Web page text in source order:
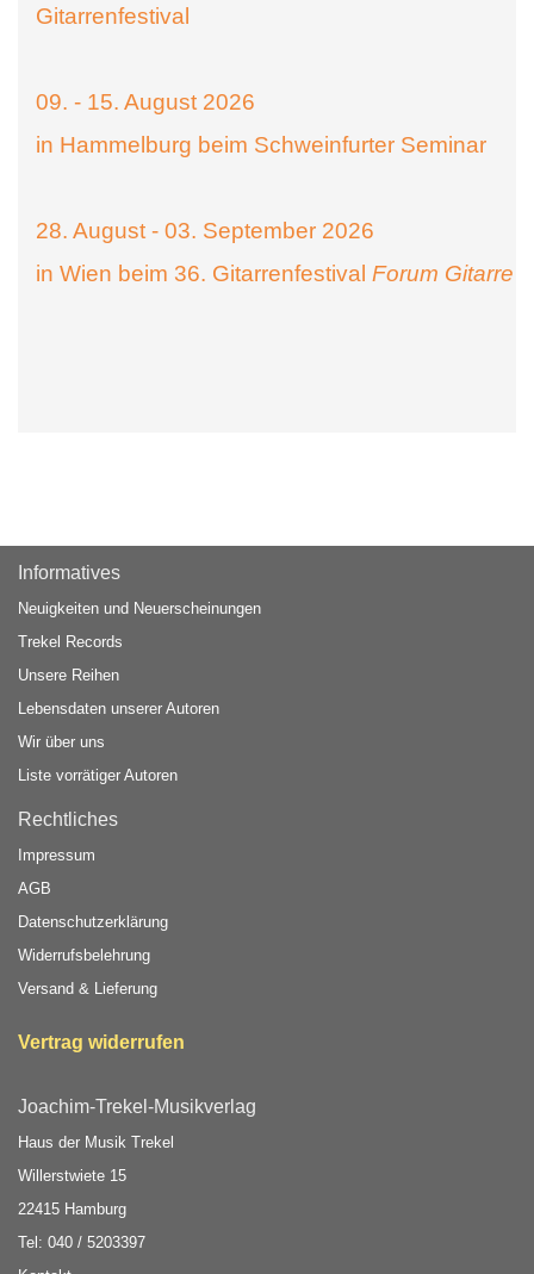
Gitarrenfestival
09. - 15. August 2026
in Hammelburg beim Schweinfurter Seminar
28. August - 03. September 2026
in Wien beim 36. Gitarrenfestival Forum Gitarre
Informatives
Neuigkeiten und Neuerscheinungen
Trekel Records
Unsere Reihen
Lebensdaten unserer Autoren
Wir über uns
Liste vorrätiger Autoren
Rechtliches
Impressum
AGB
Datenschutzerklärung
Widerrufsbelehrung
Versand & Lieferung
Vertrag widerrufen
Joachim-Trekel-Musikverlag
Haus der Musik Trekel
Willerstwiete 15
22415 Hamburg
Tel: 040 / 5203397